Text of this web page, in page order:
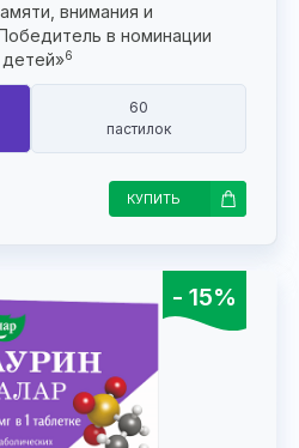
внимания и
в номинации
6
60
пастилок
КУПИТЬ
- 15%